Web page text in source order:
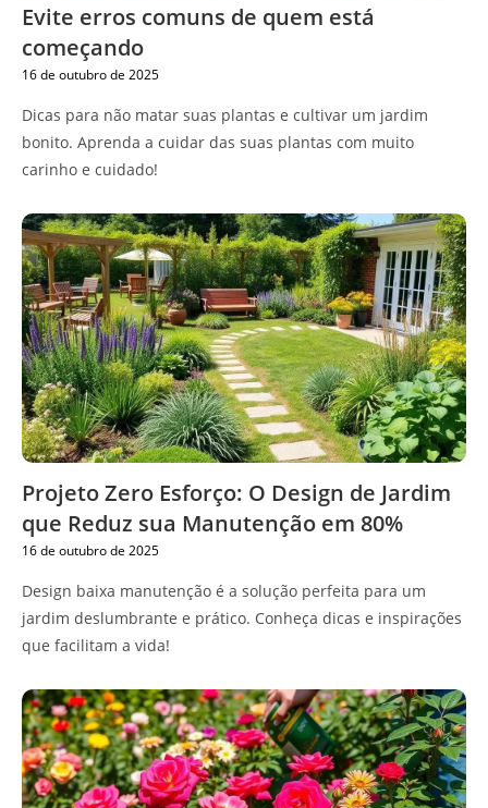
Evite erros comuns de quem está
começando
16 de outubro de 2025
Dicas para não matar suas plantas e cultivar um jardim
bonito. Aprenda a cuidar das suas plantas com muito
carinho e cuidado!
Projeto Zero Esforço: O Design de Jardim
que Reduz sua Manutenção em 80%
16 de outubro de 2025
Design baixa manutenção é a solução perfeita para um
jardim deslumbrante e prático. Conheça dicas e inspirações
que facilitam a vida!